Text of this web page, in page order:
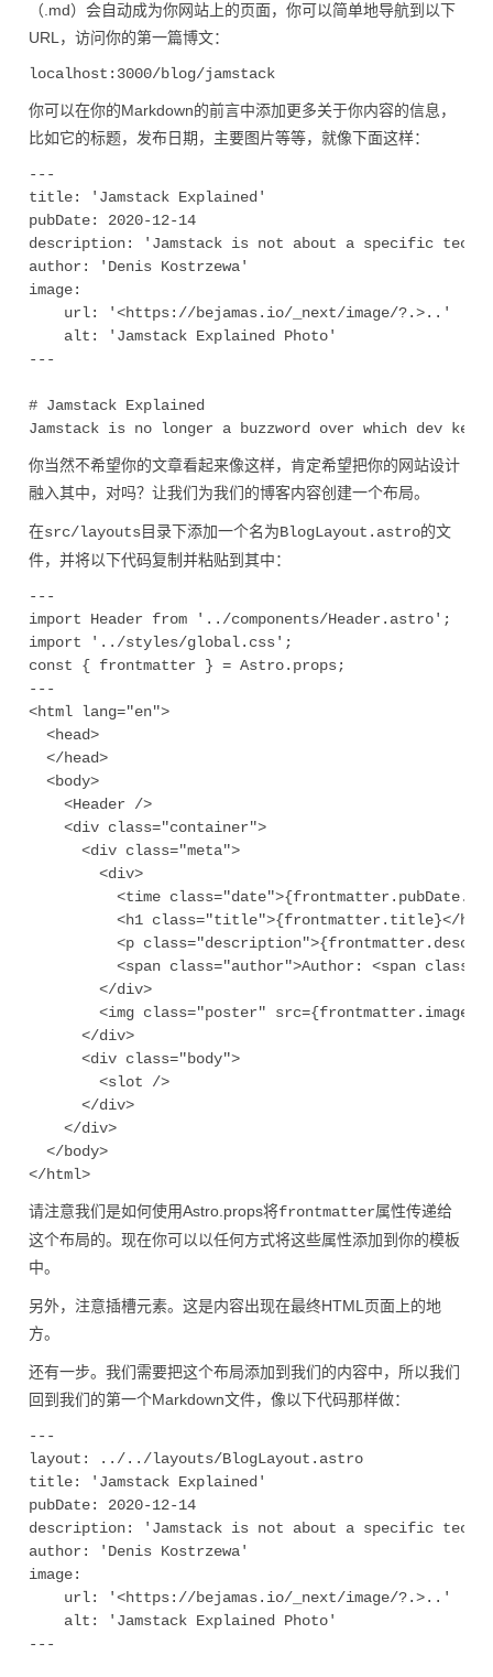
（.md）会自动成为你网站上的页面，你可以简单地导航到以下
URL，访问你的第一篇博文：
你可以在你的Markdown的前言中添加更多关于你内容的信息，
比如它的标题，发布日期，主要图片等等，就像下面这样：
---
title: 'Jamstack Explained'
pubDate: 2020-12-14
description: 'Jamstack is not about a specific
author: 'Denis Kostrzewa'
image:
    url: '<https://bejamas.io/_next/image/?.>..'
    alt: 'Jamstack Explained Photo'
---
# Jamstack Explained
你当然不希望你的文章看起来像这样，肯定希望把你的网站设计
融入其中，对吗？让我们为我们的博客内容创建一个布局。
在src/layouts目录下添加一个名为BlogLayout.astro的文
件，并将以下代码复制并粘贴到其中：
---
import Header from '../components/Header.astro';
import '../styles/global.css';
const { frontmatter } = Astro.props;
---
<html lang="en">
  <head>
  </head>
  <body>
    <Header />
    <div class="container">
      <div class="meta">
        <div>
<time
          <h1 class="title">{frontmatter.title}</h1>
<p
<span class="author">Author: <span
        </div>
<img class="poster"
      </div>
      <div class="body">
        <slot />
      </div>
    </div>
  </body>
请注意我们是如何使用Astro.props将frontmatter属性传递给
这个布局的。现在你可以以任何方式将这些属性添加到你的模板
中。
另外，注意插槽元素。这是内容出现在最终HTML页面上的地
方。
还有一步。我们需要把这个布局添加到我们的内容中，所以我们
回到我们的第一个Markdown文件，像以下代码那样做：
---
layout: ../../layouts/BlogLayout.astro
title: 'Jamstack Explained'
pubDate: 2020-12-14
description: 'Jamstack is not about a specific
author: 'Denis Kostrzewa'
image:
    url: '<https://bejamas.io/_next/image/?.>..'
    alt: 'Jamstack Explained Photo'
---